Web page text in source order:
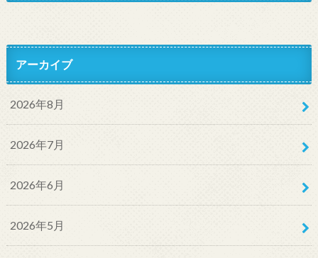
アーカイブ
2026年8月
2026年7月
2026年6月
2026年5月